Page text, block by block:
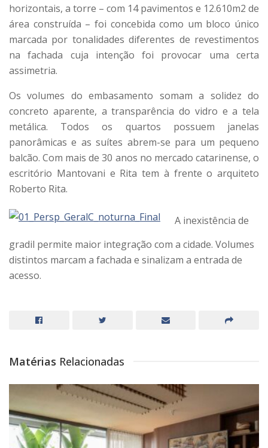
horizontais, a torre – com 14 pavimentos e 12.610m2 de
área construída – foi concebida como um bloco único
marcada por tonalidades diferentes de revestimentos
na fachada cuja intenção foi provocar uma certa
assimetria.
Os volumes do embasamento somam a solidez do
concreto aparente, a transparência do vidro e a tela
metálica. Todos os quartos possuem janelas
panorâmicas e as suítes abrem-se para um pequeno
balcão. Com mais de 30 anos no mercado catarinense, o
escritório Mantovani e Rita tem à frente o arquiteto
Roberto Rita.
A inexistência de
gradil permite maior integração com a cidade. Volumes
distintos marcam a fachada e sinalizam a entrada de
acesso.
Matérias Relacionadas